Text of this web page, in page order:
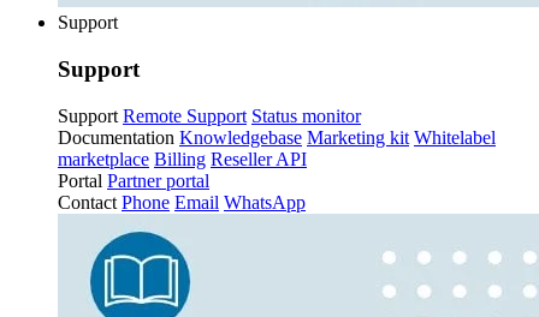
Support
Support
Support Remote Support Status monitor
Documentation Knowledgebase Marketing kit Whitelabel
marketplace Billing Reseller API
Portal Partner portal
Contact Phone Email WhatsApp